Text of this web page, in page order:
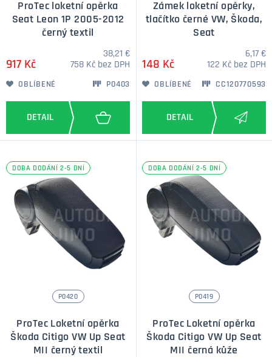
ProTec loketní opěrka
Seat Leon 1P 2005-2012
černý textil
917 Kč
38,21 €
758 Kč bez DPH
OBLÍBENÉ P0403
Zámek loketní opěrky,
tlačítko černé VW, Škoda,
Seat
148 Kč
6,17 €
122 Kč bez DPH
OBLÍBENÉ CC120770593
DOBA DODÁNÍ 2-5 DNÍ
P0420
ProTec Loketní opěrka
Škoda Citigo VW Up Seat
MII černý textil
DOBA DODÁNÍ 2-5 DNÍ
P0419
ProTec Loketní opěrka
Škoda Citigo VW Up Seat
MII černá kůže